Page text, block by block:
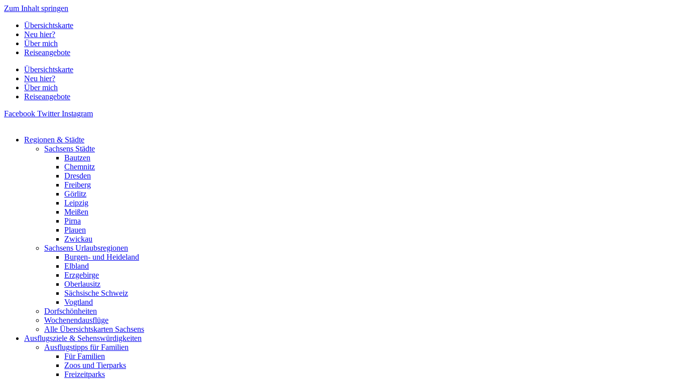
Zum Inhalt springen
Übersichtskarte
Neu hier?
Über mich
Reiseangebote
Übersichtskarte
Neu hier?
Über mich
Reiseangebote
Facebook Twitter Instagram
Regionen & Städte
Sachsens Städte
Bautzen
Chemnitz
Dresden
Freiberg
Görlitz
Leipzig
Meißen
Pirna
Plauen
Zwickau
Sachsens Urlaubsregionen
Burgen- und Heideland
Elbland
Erzgebirge
Oberlausitz
Sächsische Schweiz
Vogtland
Dorfschönheiten
Wochenendausflüge
Alle Übersichtskarten Sachsens
Ausflugsziele & Sehenswürdigkeiten
Ausflugstipps für Familien
Für Familien
Zoos und Tierparks
Freizeitparks